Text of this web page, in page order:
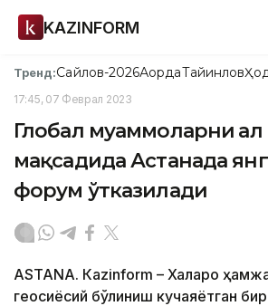
KAZINFORM
Тренд:Сайлов-2026АқордаТайинлов
17:45, 07 Феврал 2023
Глобал муаммоларни
мақсадида Астанада
форум ўтказилади
ASTANА. Кazinform – Халқаро
геосиёсий бўлиниш кучаяётган